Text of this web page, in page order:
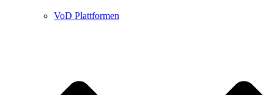
VoD Plattformen